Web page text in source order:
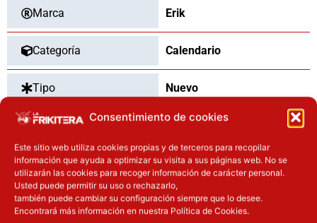
Consentimiento de cookies
Este sitio web utiliza cookies propias y de terceros para recopilar
información que ayuda a optimizar su visita a sus páginas web. No se
utilizarán las cookies para recoger información de carácter personal.
Usted puede permitir su uso o rechazarlo,
también puede cambiar su configuración siempre que lo desee.
Encontrará más información en nuestra Política de Cookies.
cantidadMarca Erik
Categoría Calendario
Tipo Nuevo
Pilas necesarias Si
Pilas incluidas Si